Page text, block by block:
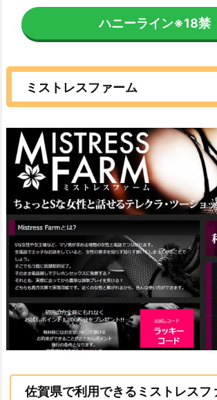
ハニーライン※18禁
ミストレスファーム
佐賀県で利用できるミストレスフ